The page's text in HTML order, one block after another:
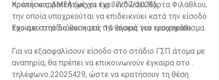
πρέπει απαραιτήτως να έχει εκδώσει Κάρτα Φιλάθλου,
την οποία υποχρεούται να επιδεικνύει κατά την είσοδό
του στο στάδιο και κατά την αγορά του εισιτηρίου.
Κρατήσεις ΑΜΕΑ (μέχρι τις 17/07/2023)
Έχουμε στην διάθεση μας 14 θέσεις για τροχοκάθισμα.
Για να εξασφαλίσουν είσοδο στο στάδιο ΓΣΠ άτομα με
αναπηρία, θα πρέπει να επικοινωνούν έγκαιρα στο
τηλέφωνο 22025429, ώστε να κρατήσουν τη θέση